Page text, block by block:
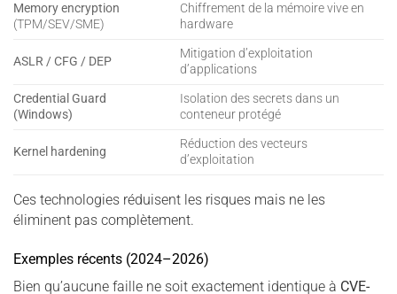
Memory encryption
(TPM/SEV/SME)
Chiffrement de la mémoire vive en
hardware
ASLR / CFG / DEP
Mitigation d’exploitation
d’applications
Credential Guard
(Windows)
Isolation des secrets dans un
conteneur protégé
Kernel hardening
Réduction des vecteurs
d’exploitation
Ces technologies réduisent les risques mais ne les
éliminent pas complètement.
Exemples récents (2024–2026)
Bien qu’aucune faille ne soit exactement identique à CVE-